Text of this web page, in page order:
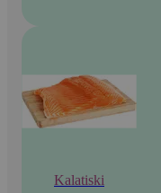
Kalatiski